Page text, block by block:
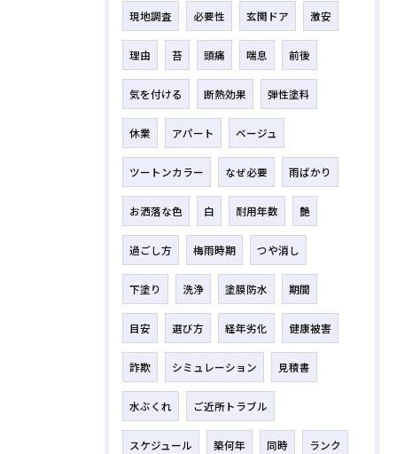
現地調査 必要性 玄関ドア 激安
理由 苔 頭痛 喘息 前後
気を付ける 断熱効果 弾性塗料
休業 アパート ベージュ
ツートンカラー なぜ必要 雨ばかり
お洒落な色 白 耐用年数 艶
過ごし方 梅雨時期 つや消し
下塗り 洗浄 塗膜防水 期間
目安 選び方 経年劣化 健康被害
詐欺 シミュレーション 見積書
水ぶくれ ご近所トラブル
スケジュール 築何年 同時 ランク